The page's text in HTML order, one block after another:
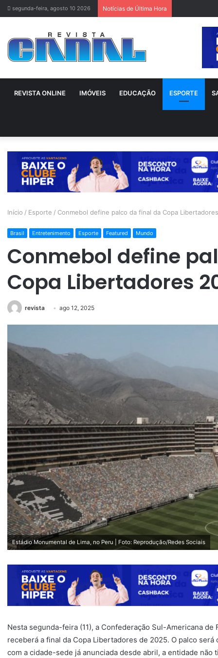
segunda-feira, agosto 10 2026 Notícias de Última Hora
REVISTA ONLINE IMÓVEIS EDUCAÇÃO ESPORTE
Início / Esporte / Conmebol define palco da final da Copa
Brasil Entretenimento Esporte Featured Mundo
Conmebol define
Copa Libertadores
revista ago 12, 2025
Estádio Monumental de Lima, no Peru | Foto: Reprodução/Redes Sociais
Nesta segunda-feira (11), a Confederação Sul-Americana
receberá a final da Copa Libertadores de 2025. O palco
com a cidade-sede já anunciada desde abril, a entidade